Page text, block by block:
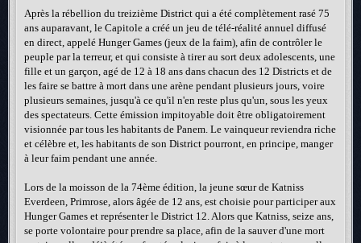
Après la rébellion du treizième District qui a été complètement rasé 75
ans auparavant, le Capitole a créé un jeu de télé-réalité annuel diffusé
en direct, appelé Hunger Games (jeux de la faim), afin de contrôler le
peuple par la terreur, et qui consiste à tirer au sort deux adolescents, une
fille et un garçon, agé de 12 à 18 ans dans chacun des 12 Districts et de
les faire se battre à mort dans une arène pendant plusieurs jours, voire
plusieurs semaines, jusqu'à ce qu'il n'en reste plus qu'un, sous les yeux
des spectateurs. Cette émission impitoyable doit être obligatoirement
visionnée par tous les habitants de Panem. Le vainqueur reviendra riche
et célèbre et, les habitants de son District pourront, en principe, manger
à leur faim pendant une année.
Lors de la moisson de la 74ème édition, la jeune sœur de Katniss
Everdeen, Primrose, alors âgée de 12 ans, est choisie pour participer aux
Hunger Games et représenter le District 12. Alors que Katniss, seize ans,
se porte volontaire pour prendre sa place, afin de la sauver d'une mort